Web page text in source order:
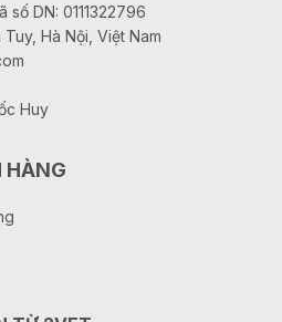
DN: 0111322796
Hà Nội, Việt Nam
Huy
HÀNG